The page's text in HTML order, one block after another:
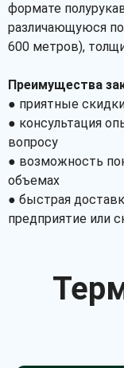
формате
различающуюся
600 метров),
Преимущества
● приятные
● консультация
вопросу
● возможность
объемах
● быстрая
предприятие или